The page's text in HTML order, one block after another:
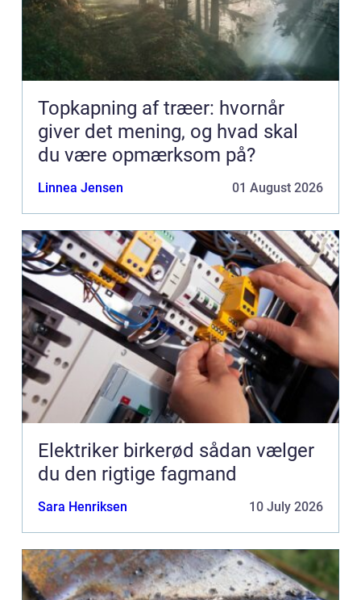
Topkapning af træer: hvornår
giver det mening, og hvad skal
du være opmærksom på?
Linnea Jensen 01 August 2026
Elektriker birkerød sådan vælger
du den rigtige fagmand
Sara Henriksen 10 July 2026